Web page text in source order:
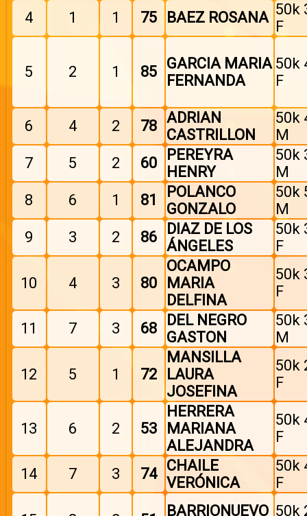
4
1 1 75 BAEZ ROSANA 50k
F
5 2 1 85
GARCIA MARIA
FERNANDA
50k
F
6 4 2 78 ADRIAN
CASTRILLON
50k
M
7
5 2 60
PEREYRA
HENRY
50k
M
8
6 1 81
POLANCO
GONZALO
50k
M
9
3 2 86
DIAZ DE LOS
ÁNGELES
50k
F
10 4 3 80
OCAMPO
MARIA
DELFINA
50k
F
11 7 3 68
DEL NEGRO
GASTON
50k
M
12 5 1 72
MANSILLA
LAURA
JOSEFINA
50k
F
13 6 2 53
HERRERA
MARIANA
ALEJANDRA
50k
F
14 7 3 74
CHAILE
VERÓNICA
50k
F
BARRIONUEVO 50k